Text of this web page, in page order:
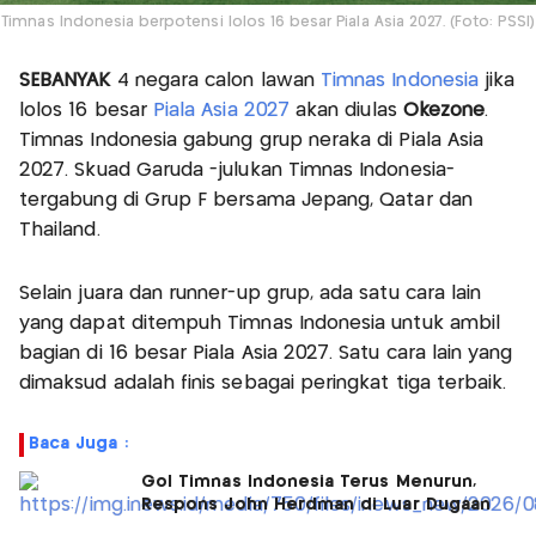
Timnas Indonesia berpotensi lolos 16 besar Piala Asia 2027. (Foto: PSSI)
SEBANYAK4 negara calon lawanTimnas Indonesiajika
lolos 16 besar Piala Asia 2027 akan diulas Okezone.
Timnas Indonesia gabung grup neraka di Piala Asia
2027. Skuad Garuda -julukan Timnas Indonesia-
tergabung di Grup F bersama Jepang, Qatar dan
Thailand.
Selain juara dan runner-up grup, ada satu cara lain
yang dapat ditempuh Timnas Indonesia untuk ambil
bagian di 16 besar Piala Asia 2027. Satu cara lain yang
dimaksud adalah finis sebagai peringkat tiga terbaik.
Baca Juga :
Gol Timnas Indonesia Terus Menurun,
Respons John Herdman di Luar Dugaan